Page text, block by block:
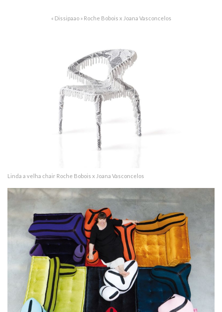
« Dissipaao » Roche Bobois x Joana Vasconcelos
Linda a velha chair Roche Bobois x Joana Vasconcelos